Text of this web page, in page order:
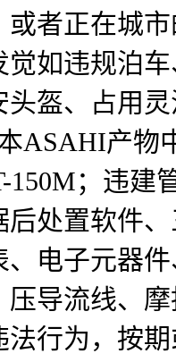
或者正在城
觉如违规泊
头盔、占用
ASAHI产物
150M；违
后处置软件
电子元器
压导流线、
法行为，按